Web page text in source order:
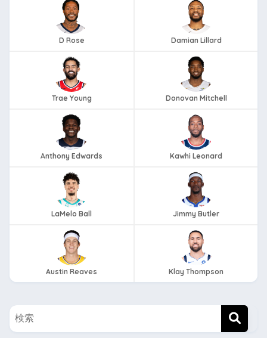
D Rose Damian Lillard
Trae Young Donovan Mitchell
Anthony Edwards Kawhi Leonard
LaMelo Ball Jimmy Butler
Austin Reaves Klay Thompson